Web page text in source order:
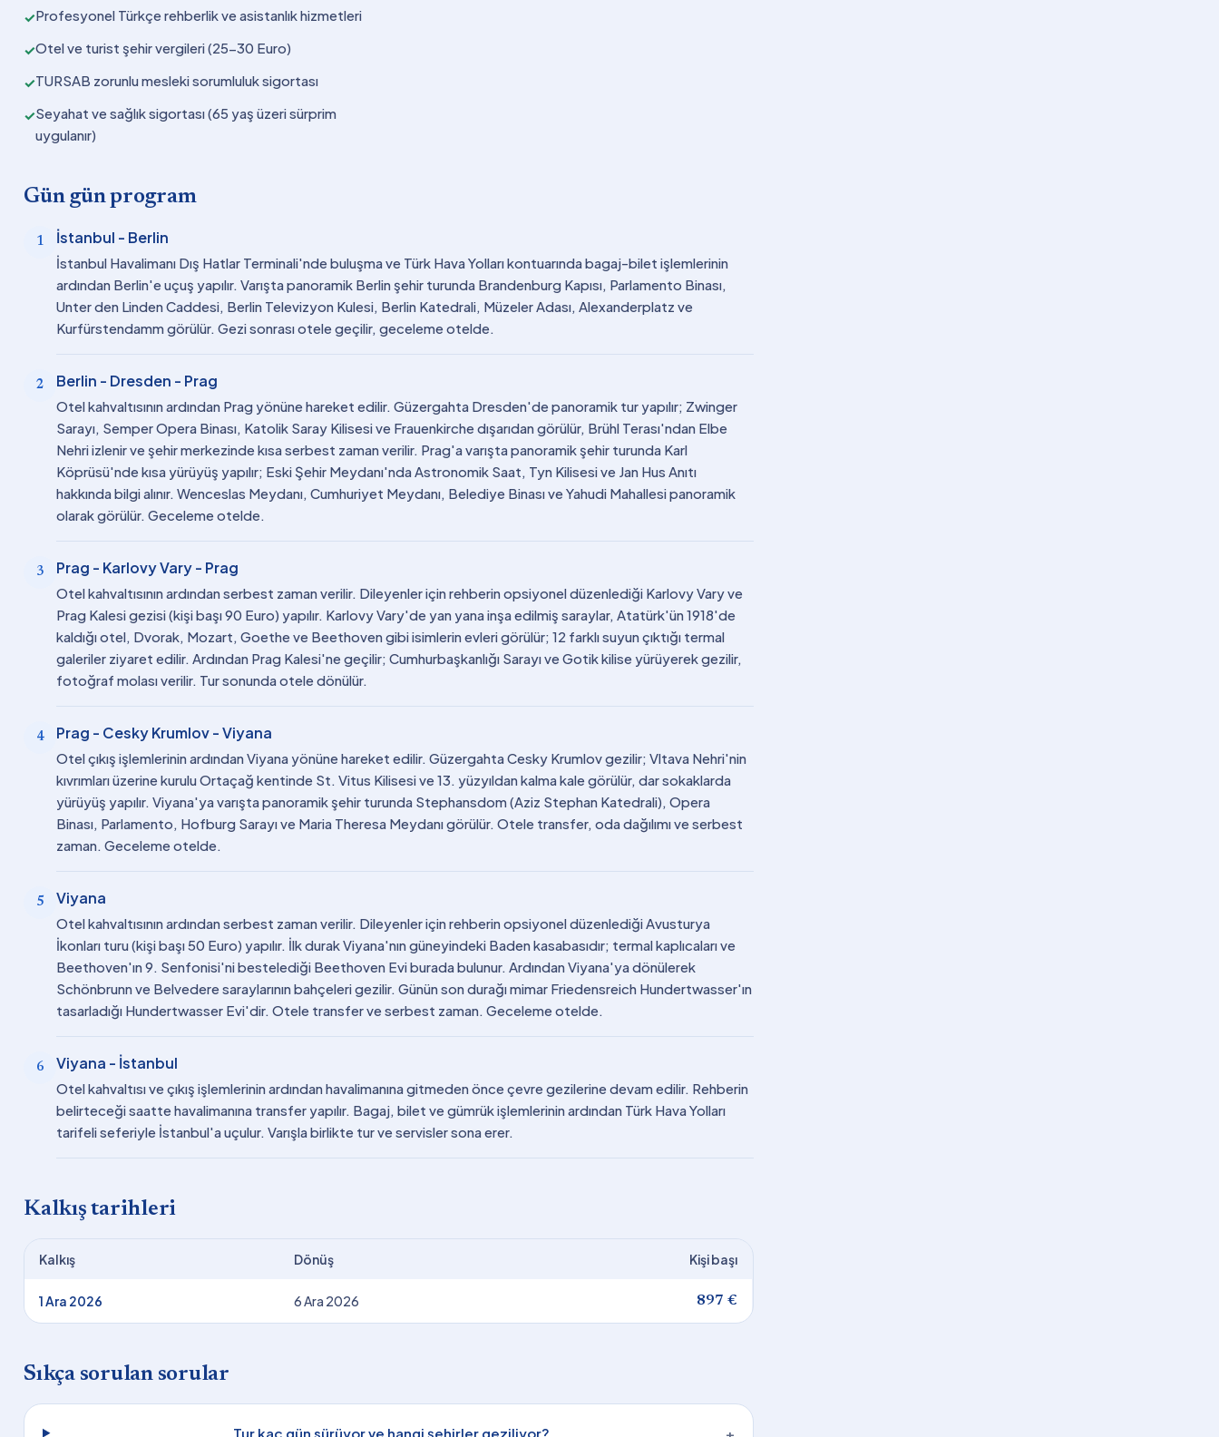
✓Profesyonel Türkçe rehberlik ve asistanlık hizmetleri
✓Otel ve turist şehir vergileri (25-30 Euro)
✓TURSAB zorunlu mesleki sorumluluk sigortası
✓Seyahat ve sağlık sigortası (65 yaş üzeri sürprim
uygulanır)
Gün gün program
1 İstanbul - Berlin
İstanbul Havalimanı Dış Hatlar Terminali'nde buluşma ve Türk Hava Yolları kontuarında bagaj-bilet işlemlerinin
ardından Berlin'e uçuş yapılır. Varışta panoramik Berlin şehir turunda Brandenburg Kapısı, Parlamento Binası,
Unter den Linden Caddesi, Berlin Televizyon Kulesi, Berlin Katedrali, Müzeler Adası, Alexanderplatz ve
Kurfürstendamm görülür. Gezi sonrası otele geçilir, geceleme otelde.
2 Berlin - Dresden - Prag
Otel kahvaltısının ardından Prag yönüne hareket edilir. Güzergahta Dresden'de panoramik tur yapılır; Zwinger
Sarayı, Semper Opera Binası, Katolik Saray Kilisesi ve Frauenkirche dışarıdan görülür, Brühl Terası'ndan Elbe
Nehri izlenir ve şehir merkezinde kısa serbest zaman verilir. Prag'a varışta panoramik şehir turunda Karl
Köprüsü'nde kısa yürüyüş yapılır; Eski Şehir Meydanı'nda Astronomik Saat, Tyn Kilisesi ve Jan Hus Anıtı
hakkında bilgi alınır. Wenceslas Meydanı, Cumhuriyet Meydanı, Belediye Binası ve Yahudi Mahallesi panoramik
olarak görülür. Geceleme otelde.
3 Prag - Karlovy Vary - Prag
Otel kahvaltısının ardından serbest zaman verilir. Dileyenler için rehberin opsiyonel düzenlediği Karlovy Vary ve
Prag Kalesi gezisi (kişi başı 90 Euro) yapılır. Karlovy Vary'de yan yana inşa edilmiş saraylar, Atatürk'ün 1918'de
kaldığı otel, Dvorak, Mozart, Goethe ve Beethoven gibi isimlerin evleri görülür; 12 farklı suyun çıktığı termal
galeriler ziyaret edilir. Ardından Prag Kalesi'ne geçilir; Cumhurbaşkanlığı Sarayı ve Gotik kilise yürüyerek gezilir,
fotoğraf molası verilir. Tur sonunda otele dönülür.
4 Prag - Cesky Krumlov - Viyana
Otel çıkış işlemlerinin ardından Viyana yönüne hareket edilir. Güzergahta Cesky Krumlov gezilir; Vltava Nehri'nin
kıvrımları üzerine kurulu Ortaçağ kentinde St. Vitus Kilisesi ve 13. yüzyıldan kalma kale görülür, dar sokaklarda
yürüyüş yapılır. Viyana'ya varışta panoramik şehir turunda Stephansdom (Aziz Stephan Katedrali), Opera
Binası, Parlamento, Hofburg Sarayı ve Maria Theresa Meydanı görülür. Otele transfer, oda dağılımı ve serbest
zaman. Geceleme otelde.
5 Viyana
Otel kahvaltısının ardından serbest zaman verilir. Dileyenler için rehberin opsiyonel düzenlediği Avusturya
İkonları turu (kişi başı 50 Euro) yapılır. İlk durak Viyana'nın güneyindeki Baden kasabasıdır; termal kaplıcaları ve
Beethoven'ın 9. Senfonisi'ni bestelediği Beethoven Evi burada bulunur. Ardından Viyana'ya dönülerek
Schönbrunn ve Belvedere saraylarının bahçeleri gezilir. Günün son durağı mimar Friedensreich Hundertwasser'ın
tasarladığı Hundertwasser Evi'dir. Otele transfer ve serbest zaman. Geceleme otelde.
6 Viyana - İstanbul
Otel kahvaltısı ve çıkış işlemlerinin ardından havalimanına gitmeden önce çevre gezilerine devam edilir. Rehberin
belirteceği saatte havalimanına transfer yapılır. Bagaj, bilet ve gümrük işlemlerinin ardından Türk Hava Yolları
tarifeli seferiyle İstanbul'a uçulur. Varışla birlikte tur ve servisler sona erer.
Kalkış tarihleri
Kalkış Dönüş Kişi başı
1 Ara 2026 6 Ara 2026 897 €
Sıkça sorulan sorular
Tur kaç gün sürüyor ve hangi şehirler geziliyor? +